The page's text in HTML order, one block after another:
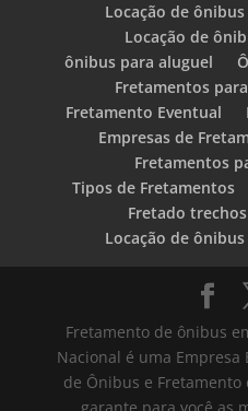
Locação de
Locação de
ônibus para aluguel
Fretamentos
Fretamento Eventual
Empresas de
Fretamentos
Tipos de Fretamentos
Fretado
Locação de
Fretamento de ônibus
Nacional é uma Empresa
de Ônibus e Fretamento